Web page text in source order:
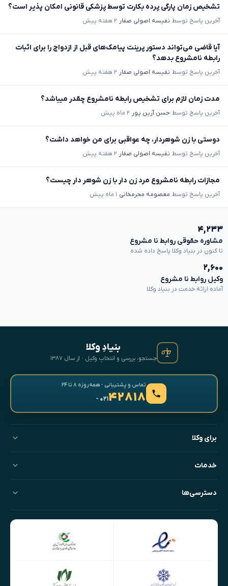
تشخیص زمان پارگی پرده بکارت توسط پزشکی قانونی امکان پذیر است؟
آخرین پاسخ توسط نفیسه اصولی صفار ۲ هفته پیش
آیا قاضی می‌تواند دستور پرینت پیامک‌های قبل از ازدواج را برای اثبات
رابطه نامشروع بدهد؟
آخرین پاسخ توسط نفیسه اصولی صفار ۲ هفته پیش
مدت زمان لازم برای تشخیص رابطه نامشروع چقدر میباشد؟
آخرین پاسخ توسط حسن آرین پور ۲ ماه پیش
دوستی با زن شوهردار، چه عواقبی برای من خواهد داشت؟
آخرین پاسخ توسط نفیسه اصولی صفار ۲ هفته پیش
مجازات رابطه نامشروع مرد زن دار با زن شوهر دار چیست؟
آخرین پاسخ توسط معصومه محرمخانی ۱ ماه پیش
۴,۲۳۳
مشاوره حقوقی روابط نا مشروع
تا کنون در بنیاد وکلا پاسخ داده شده
۲,۶۰۰
وکیل روابط نا مشروع
آماده ارائه خدمت در بنیاد وکلا
بنیادِ وکلا
جستجو، بررسی و انتخابِ وکیل · از سال ۱۳۸۷
تماس و پشتیبانی · همه‌روزه ۸ تا ۲۴
۴۲۸۱۸- ۰۲۱
برای وکلا
خدمات
دسترسی‌ها